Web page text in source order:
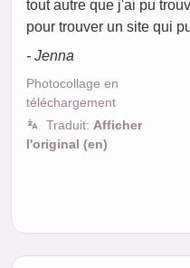
tout autre que j'ai pu
pour trouver un site qui
- Jenna
Photocollage en
téléchargement
Traduit: Afficher
l'original (en)